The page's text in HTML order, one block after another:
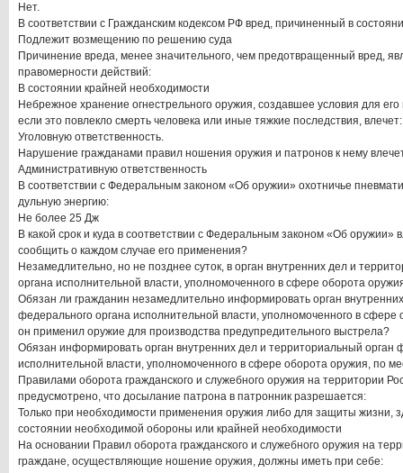
Нет.
В соответствии с Гражданским кодексом РФ вред, причиненный в
Подлежит возмещению по решению суда
Причинение вреда, менее значительного, чем предотвращенный вред,
правомерности действий:
В состоянии крайней необходимости
Небрежное хранение огнестрельного оружия, создавшее условия для
если это повлекло смерть человека или иные тяжкие последствия, влечет:
Уголовную ответственность.
Нарушение гражданами правил ношения оружия и патронов к нему
Административную ответственность
В соответствии с Федеральным законом «Об оружии» охотничье
дульную энергию:
Не более 25 Дж
В какой срок и куда в соответствии с Федеральным законом «Об оружии»
сообщить о каждом случае его применения?
Незамедлительно, но не позднее суток, в орган внутренних дел и
органа исполнительной власти, уполномоченного в сфере оборота
Обязан ли гражданин незамедлительно информировать орган
федерального органа исполнительной власти, уполномоченного в сфере
он применил оружие для производства предупредительного выстрела?
Обязан информировать орган внутренних дел и территориальный орган
исполнительной власти, уполномоченного в сфере оборота оружия, по
Правилами оборота гражданского и служебного оружия на территории
предусмотрено, что досылание патрона в патронник разрешается:
Только при необходимости применения оружия либо для защиты жизни,
состоянии необходимой обороны или крайней необходимости
На основании Правил оборота гражданского и служебного оружия на
граждане, осуществляющие ношение оружия, должны иметь при себе: